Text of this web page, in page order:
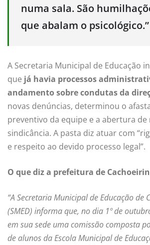
numa sala. São
que abalam o psicológico.”
A Secretaria Municipal de Educação
que já havia processos
andamento sobre condutas da
novas denúncias, determinou o
preventivo da equipe e a abertura de
sindicância. A pasta diz atuar com
e respeito ao devido processo legal”.
O que diz a prefeitura de
“A Secretaria Municipal de Educação de
(SMED) informa que, no dia 1º de
em sua sede uma comissão composta
de alunos da Escola Municipal de